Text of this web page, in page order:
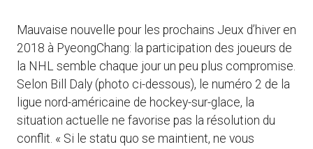
Mauvaise nouvelle pour les prochains Jeux d’hiver en
2018 à PyeongChang: la participation des joueurs de
la NHL semble chaque jour un peu plus compromise.
Selon Bill Daly (photo ci-dessous), le numéro 2 de la
ligue nord-américaine de hockey-sur-glace, la
situation actuelle ne favorise pas la résolution du
conflit. « Si le statu quo se maintient, ne vous